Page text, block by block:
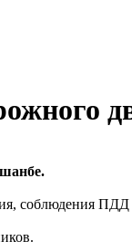
соблюдения